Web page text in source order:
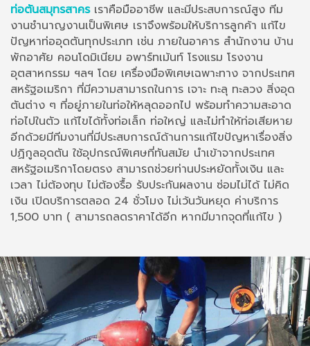
ท่อตันสมุทรสาครเราคือมืออาชีพ และมีประสบการณ์สูง ทีม
งานชำนาญงานเป็นพิเศษ เราจึงพร้อมให้บริการลูกค้า แก้ไข
ปัญหาท่ออุดตันทุกประเภท เช่น ภายในอาคาร สำนักงาน บ้าน
พักอาศัย คอนโดมิเนียม อพาร์ทเม้นท์ โรงแรม โรงงาน
อุตสาหกรรม ฯลฯ โดย เครื่องมือพิเศษเฉพาะทาง จากประเทศ
สหรัฐอเมริกา ที่มีความสามารถในการ เจาะ ทะลุ ทะลวง สิ่งอุด
ตันต่าง ๆ ที่อยู่ภายในท่อให้หลุดออกไป พร้อมทำความสะอาด
ท่อไปในตัว แก้ไขได้ทั้งท่อเล็ก ท่อใหญ่ และไม่ทำให้ท่อเสียหาย
อีกด้วยมีทีมงานที่มีประสบการณ์ด้านการแก้ไขปัญหาเรื่องสิ่ง
ปฏิกูลอุดตัน ใช้อุปกรณ์พิเศษที่ทันสมัย นำเข้าจากประเทศ
สหรัฐอเมริกาโดยตรง สามารถช่วยท่านประหยัดทั้งเงิน และ
เวลา ไม่ต้องทุบ ไม่ต้องรื้อ รับประกันผลงาน ซ่อมไม่ได้ ไม่คิด
เงิน เปิดบริการตลอด 24 ชั่วโมง ไม่เว้นวันหยุด ค่าบริการ
1,500 บาท ( สามารถลดราคาได้อีก หากมีมากจุดที่แก้ไข )